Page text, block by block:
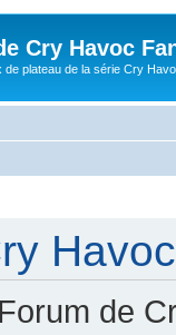
Cry Havoc
de plateau de la série Cry
de